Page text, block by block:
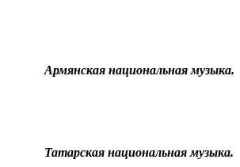
Армянская национальная музыка.
Татарская национальная музыка.